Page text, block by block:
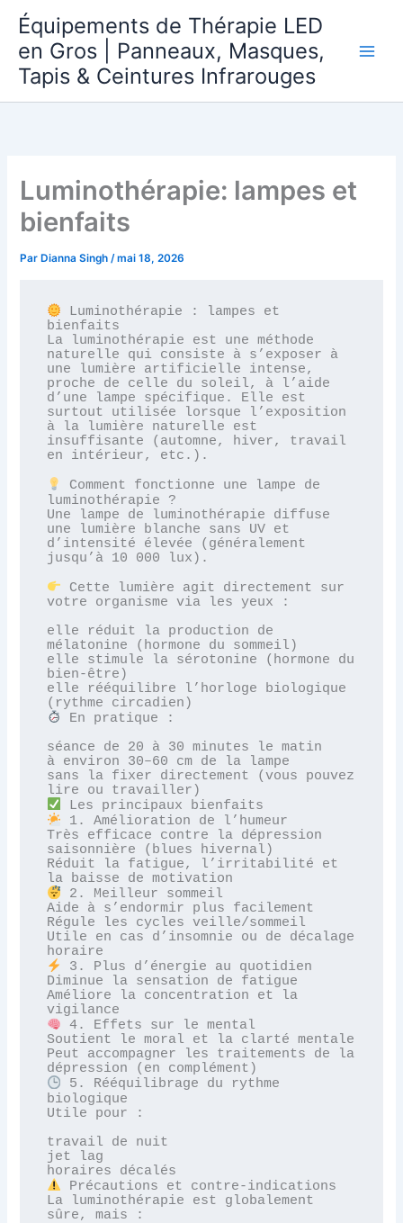
Aller
directement
contenu
Équipements de Thérapie LED
en Gros | Panneaux, Masques,
Tapis & Ceintures Infrarouges
Luminothérapie: lampes et
bienfaits
Par Dianna Singh/mai 18, 2026
Luminothérapie : lampes et
bienfaits
La luminothérapie est une méthode
naturelle qui consiste à s’exposer à
une lumière artificielle intense,
proche de celle du soleil, à l’aide
d’une lampe spécifique. Elle est
surtout utilisée lorsque l’exposition
à la lumière naturelle est
insuffisante (automne, hiver, travail
en intérieur, etc.).
Comment fonctionne une lampe de
luminothérapie ?
Une lampe de luminothérapie diffuse
une lumière blanche sans UV et
d’intensité élevée (généralement
jusqu’à 10 000 lux).
Cette lumière agit directement sur
votre organisme via les yeux :
elle réduit la production de
mélatonine (hormone du sommeil)
elle stimule la sérotonine (hormone du
bien-être)
elle rééquilibre l’horloge biologique
En pratique :
séance de 20 à 30 minutes le matin
à environ 30–60 cm de la lampe
sans la fixer directement (vous pouvez
1. Amélioration de l’humeur
Très efficace contre la dépression
saisonnière (blues hivernal)
Réduit la fatigue, l’irritabilité et
2. Meilleur sommeil
Aide à s’endormir plus facilement
Régule les cycles veille/sommeil
Utile en cas d’insomnie ou de décalage
3. Plus d’énergie au quotidien
Diminue la sensation de fatigue
Améliore la concentration et la
4. Effets sur le mental
Soutient le moral et la clarté mentale
Peut accompagner les traitements de la
5. Rééquilibrage du rythme
biologique
Utile pour :
travail de nuit
jet lag
Précautions et contre-indications
La luminothérapie est globalement
sûre, mais :